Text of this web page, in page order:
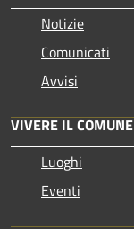
Notizie
Comunicati
Avvisi
VIVERE IL COMUNE
Luoghi
Eventi